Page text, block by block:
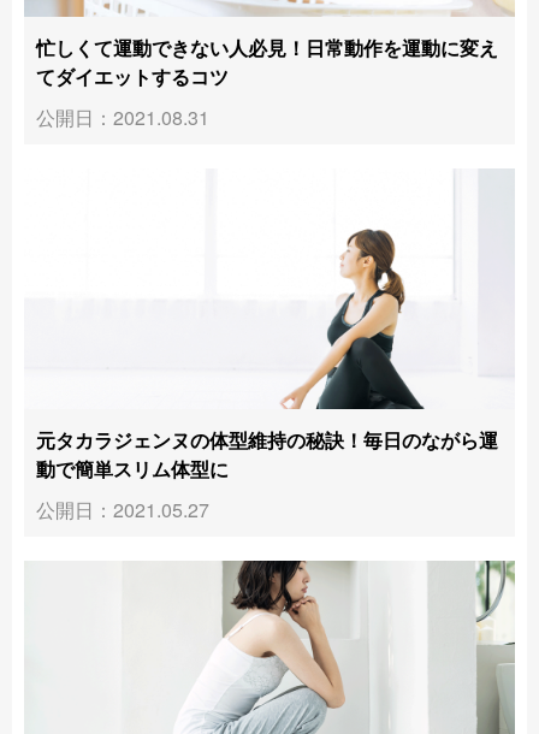
忙しくて運動できない人必見！日常動作を運動に変え
てダイエットするコツ
公開日：2021.08.31
元タカラジェンヌの体型維持の秘訣！毎日のながら運
動で簡単スリム体型に
公開日：2021.05.27